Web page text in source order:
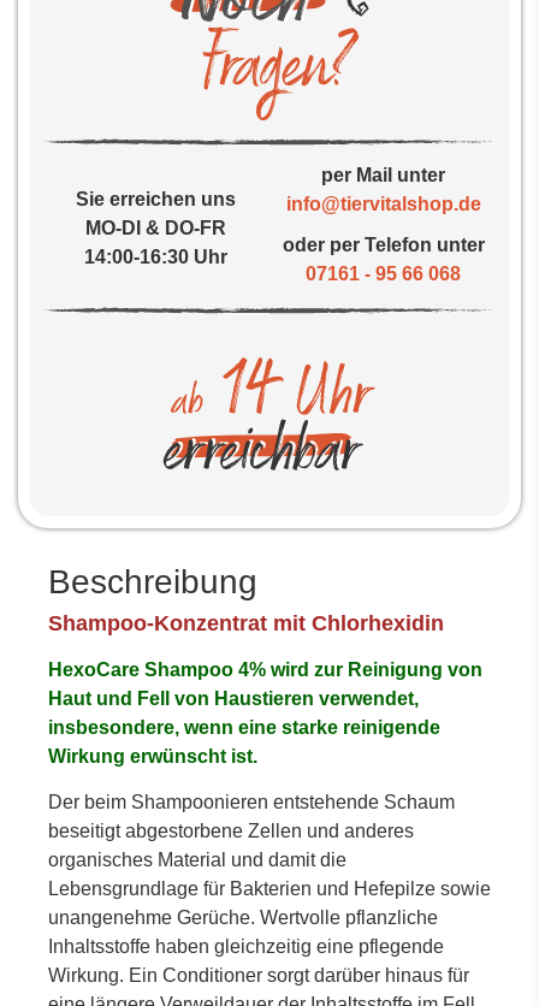
Sie erreichen uns
MO-DI & DO-FR
14:00-16:30 Uhr
per Mail unter
info@tiervitalshop.de
oder per Telefon unter
07161 - 95 66 068
Beschreibung
Shampoo-Konzentrat mit Chlorhexidin
HexoCare Shampoo 4% wird zur Reinigung von
Haut und Fell von Haustieren verwendet,
insbesondere, wenn eine starke reinigende
Wirkung erwünscht ist.
Der beim Shampoonieren entstehende Schaum
beseitigt abgestorbene Zellen und anderes
organisches Material und damit die
Lebensgrundlage für Bakterien und Hefepilze sowie
unangenehme Gerüche. Wertvolle pflanzliche
Inhaltsstoffe haben gleichzeitig eine pflegende
Wirkung. Ein Conditioner sorgt darüber hinaus für